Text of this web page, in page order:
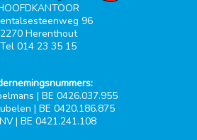
96
2270 Herenthout
Tel 014 23 35 15
| BE 0426.037.955
| BE 0420.186.875
| BE 0421.241.108